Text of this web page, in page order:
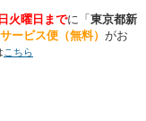
火曜日までに 「 東京都新
ービス便（無料） がお
こちら